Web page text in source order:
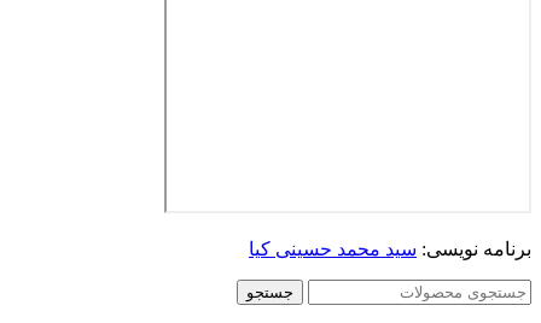
برنامه نویسی: سید محمد حسینی کیا
جستجو